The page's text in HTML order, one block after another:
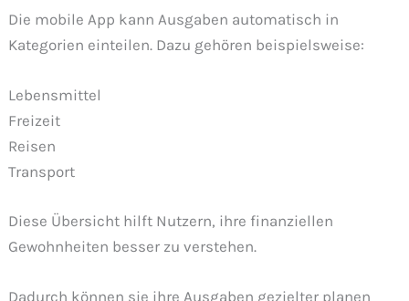
Die mobile App kann Ausgaben automatisch in
Kategorien einteilen. Dazu gehören beispielsweise:
Lebensmittel
Freizeit
Reisen
Transport
Diese Übersicht hilft Nutzern, ihre finanziellen
Gewohnheiten besser zu verstehen.
Dadurch können sie ihre Ausgaben gezielter planen